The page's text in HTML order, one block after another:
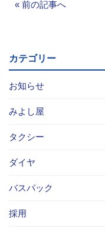
« 前の記事へ
カテゴリー
お知らせ
みよし屋
タクシー
ダイヤ
バスパック
採用